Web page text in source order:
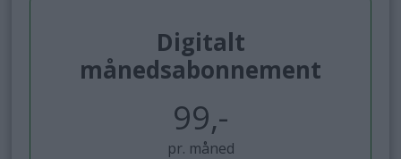
Digitalt
månedsabonnement
99,-
pr. måned